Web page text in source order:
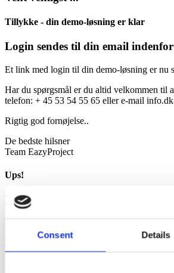
Consent Details
Tillykke - din demo-løsning er klar
Login sendes til din email
Et link med login til din demo-løsning er nu
Har du spørgsmål er du altid velkommen til
telefon: + 45 53 54 55 65 eller e-mail
Rigtig god fornøjelse..
De bedste hilsner
Team EazyProject
Ups!
Der opstod en fejl
Beklager, der er opstået en fejl ved din
Kontakt venligst vores
De bedste hilsner